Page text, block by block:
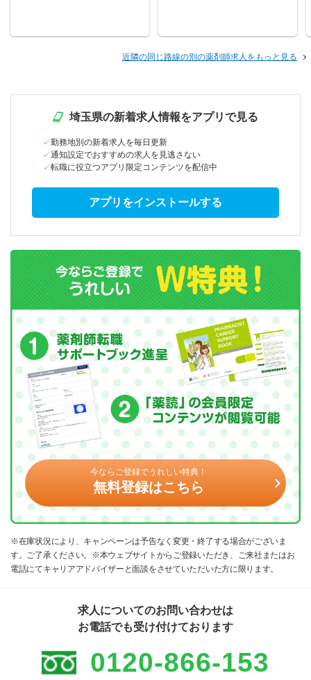
近隣の同じ路線の別の薬剤師求人をもっと見る
埼玉県の新着求人情報をアプリで見る
勤務地別の新着求人を毎日更新
通知設定でおすすめの求人を見逃さない
転職に役立つアプリ限定コンテンツを配信中
アプリをインストールする
今ならご登録でうれしい特典！
無料登録はこちら
※在庫状況により、キャンペーンは予告なく変更・終了する場合がございま
す。ご了承ください。※本ウェブサイトからご登録いただき、ご来社またはお
電話にてキャリアアドバイザーと面談をさせていただいた方に限ります。
求人についてのお問い合わせは
お電話でも受け付けております
0120-866-153